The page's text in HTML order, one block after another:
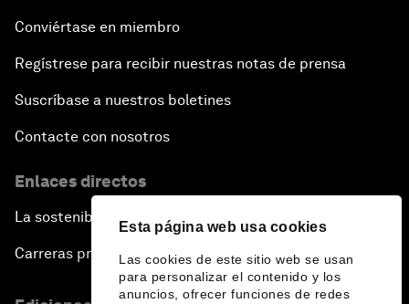
Esta página web usa cookies
Las cookies de este sitio web se usan
para personalizar el contenido y los
anuncios, ofrecer funciones de redes
Conviértase en miembro
Regístrese para recibir nuestras notas de prensa
Suscríbase a nuestros boletines
Contacte con nosotros
Enlaces directos
La sostenibilidad en el Foro
Carreras profesionales